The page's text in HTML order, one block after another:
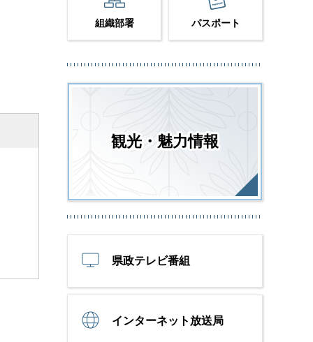
組織部署 パスポート
観光・魅力情報
県政テレビ番組
インターネット放送局